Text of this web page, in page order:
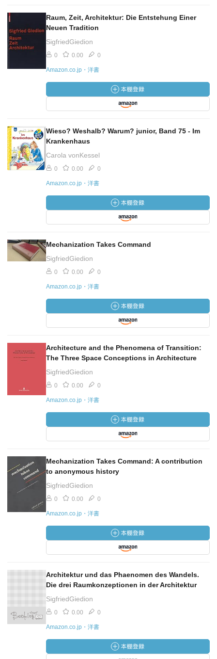
Raum, Zeit, Architektur: Die Entstehung Einer
Neuen Tradition
SigfriedGiedion
0 0.00 0
Amazon.co.jp・洋書
Wieso? Weshalb? Warum? junior, Band 75 - Im
Krankenhaus
Carola vonKessel
0 0.00 0
Amazon.co.jp・洋書
Mechanization Takes Command
SigfriedGiedion
0 0.00 0
Amazon.co.jp・洋書
Architecture and the Phenomena of Transition:
The Three Space Conceptions in Architecture
SigfriedGiedion
0 0.00 0
Amazon.co.jp・洋書
Mechanization Takes Command: A contribution
to anonymous history
SigfriedGiedion
0 0.00 0
Amazon.co.jp・洋書
Architektur und das Phaenomen des Wandels.
Die drei Raumkonzeptionen in der Architektur
SigfriedGiedion
0 0.00 0
Amazon.co.jp・洋書